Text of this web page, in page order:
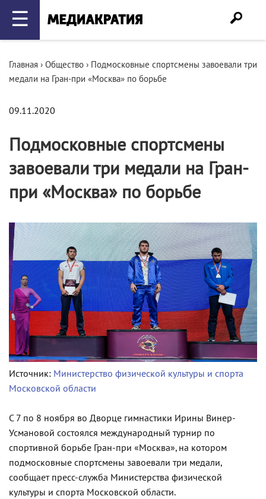
☰
Главная › Общество › Подмосковные спортсмены завоевали три
медали на Гран-при «Москва» по борьбе
09.11.2020
Подмосковные спортсмены
завоевали три медали на Гран-
при «Москва» по борьбе
Источник: Министерство физической культуры и спорта
Московской области
С 7 по 8 ноября во Дворце гимнастики Ирины Винер-
Усмановой состоялся международный турнир по
спортивной борьбе Гран-при «Москва», на котором
подмосковные спортсмены завоевали три медали,
сообщает пресс-служба Министерства физической
культуры и спорта Московской области.